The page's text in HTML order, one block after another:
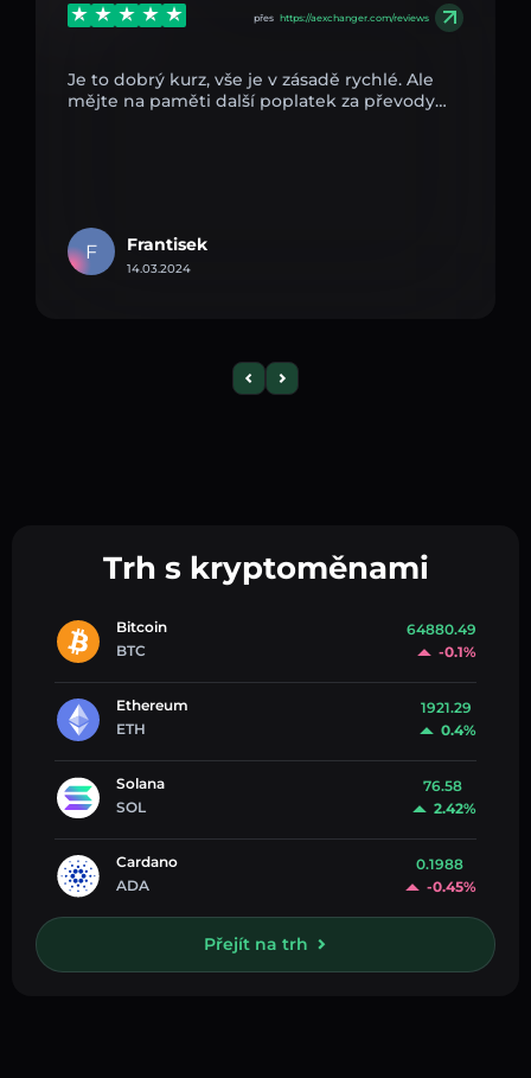
přes https://aexchanger.com/reviews
Je to dobrý kurz, vše je v zásadě rychlé. Ale
mějte na paměti další poplatek za převody…
F Frantisek
14.03.2024
Trh s kryptoměnami
Bitcoin
BTC
64880.49
-0.1%
Ethereum
ETH
1921.29
0.4%
Solana
SOL
76.58
2.42%
Cardano
ADA
0.1988
-0.45%
Přejít na trh